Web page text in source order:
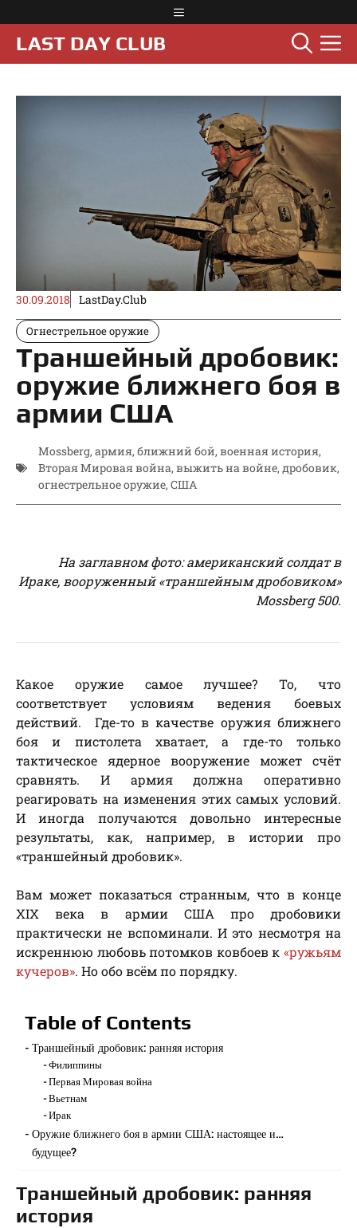
к
содержимому
Меню
LAST DAY CLUB
30.09.2018 LastDay.Club
Огнестрельное оружие
Траншейный дробовик:
оружие ближнего боя в
армии США
Mossberg, армия, ближний бой, военная история,
Вторая Мировая война, выжить на войне, дробовик,
огнестрельное оружие, США
На заглавном фото: американский солдат в
Ираке, вооруженный «траншейным дробовиком»
Mossberg 500.
Какое оружие самое лучшее? То, что
соответствует условиям ведения боевых
действий. Где-то в качестве оружия ближнего
боя и пистолета хватает, а где-то только
тактическое ядерное вооружение может счёт
сравнять. И армия должна оперативно
реагировать на изменения этих самых условий.
И иногда получаются довольно интересные
результаты, как, например, в истории про
«траншейный дробовик».
Вам может показаться странным, что в конце
XIX века в армии США про дробовики
практически не вспоминали. И это несмотря на
искреннюю любовь потомков ковбоев к «ружьям
кучеров». Но обо всём по порядку.
Table of Contents
Траншейный дробовик: ранняя история
Филиппины
Первая Мировая война
Вьетнам
Ирак
Оружие ближнего боя в армии США: настоящее и…
будущее?
Траншейный дробовик: ранняя
история